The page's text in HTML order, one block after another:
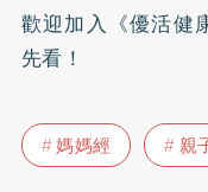
歡迎加入 《優活
先看！
媽媽經 親